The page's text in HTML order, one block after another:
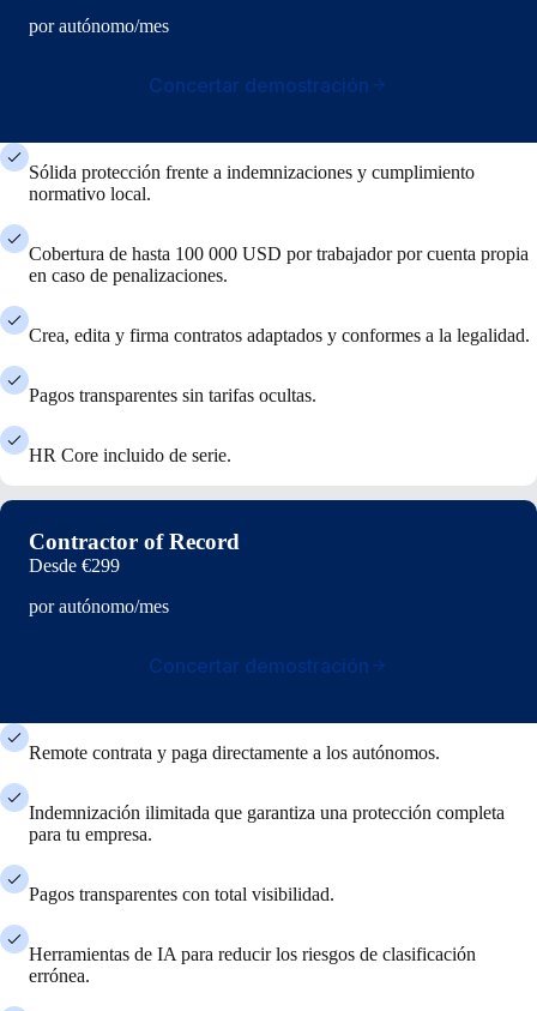
por autónomo/mes
Concertar demostración
Sólida protección frente a indemnizaciones y cumplimiento
normativo local.
Cobertura de hasta 100 000 USD por trabajador por cuenta propia
en caso de penalizaciones.
Crea, edita y firma contratos adaptados y conformes a la legalidad.
Pagos transparentes sin tarifas ocultas.
HR Core incluido de serie.
Contractor of Record
Desde €299
por autónomo/mes
Concertar demostración
Remote contrata y paga directamente a los autónomos.
Indemnización ilimitada que garantiza una protección completa
para tu empresa.
Pagos transparentes con total visibilidad.
Herramientas de IA para reducir los riesgos de clasificación
errónea.